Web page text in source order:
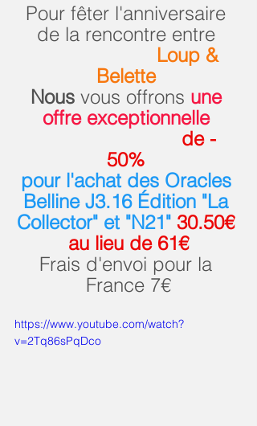
Pour fêter l'anniversaire
de la rencontre entre
Loup &
Belette
Nous vous offrons une
offre exceptionnelle
50%
pour l'achat des Oracles
Belline J3.16 Édition "La
Collector" et "N21" 30.50€
au lieu de 61€
Frais d'envoi pour la
France 7€
https://www.youtube.com/watch?
v=2Tq86sPqDco